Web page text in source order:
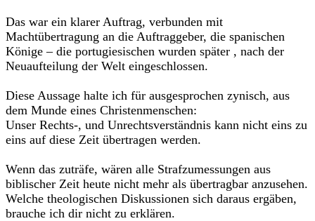
Das war ein klarer Auftrag, verbunden mit
Machtübertragung an die Auftraggeber, die spanischen
Könige – die portugiesischen wurden später , nach der
Neuaufteilung der Welt eingeschlossen.
Diese Aussage halte ich für ausgesprochen zynisch, aus
dem Munde eines Christenmenschen:
Unser Rechts-, und Unrechtsverständnis kann nicht eins zu
eins auf diese Zeit übertragen werden.
Wenn das zuträfe, wären alle Strafzumessungen aus
biblischer Zeit heute nicht mehr als übertragbar anzusehen.
Welche theologischen Diskussionen sich daraus ergäben,
brauche ich dir nicht zu erklären.